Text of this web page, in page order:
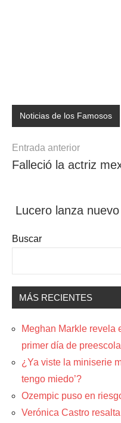
Noticias de los Famosos
Navegación
de
Entrada anterior
Falleció la actriz
Lucero lanza
Buscar
MÁS RECIENTES
Meghan Markle revela
primer día de
¿Ya viste la miniserie
tengo miedo’?
Ozempic puso en
Verónica Castro